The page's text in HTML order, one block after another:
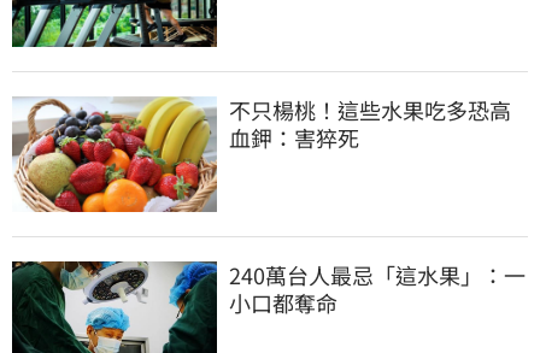
不只楊桃！這些水果吃多恐高
血鉀：害猝死
240萬台人最忌「這水果」：一
小口都奪命